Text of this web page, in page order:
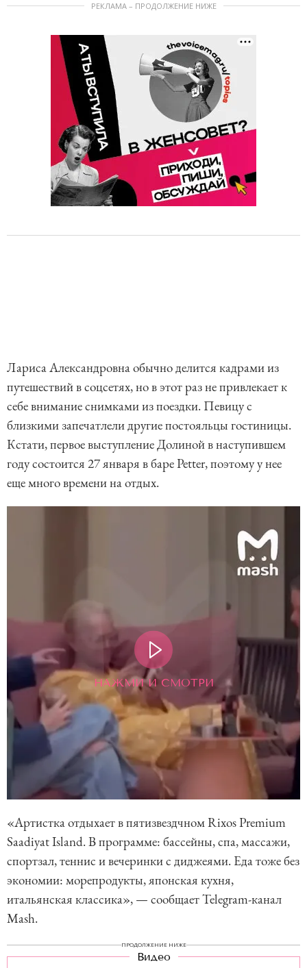
РЕКЛАМА – ПРОДОЛЖЕНИЕ НИЖЕ
Лариса Александровна обычно делится кадрами из
путешествий в соцсетях, но в этот раз не привлекает к
себе внимание снимками из поездки. Певицу с
близкими запечатлели другие постояльцы гостиницы.
Кстати, первое выступление Долиной в наступившем
году состоится 27 января в баре Petter, поэтому у нее
еще много времени на отдых.
НАЖМИ И СМОТРИ
«Артистка отдыхает в пятизвездчном Rixos Premium
Saadiyat Island. В программе: бассейны, спа, массажи,
спортзал, теннис и вечеринки с диджеями. Еда тоже без
экономии: морепродукты, японская кухня,
итальянская классика», — сообщает Telegram-канал
Mash.
ПРОДОЛЖЕНИЕ НИЖЕ
Видео